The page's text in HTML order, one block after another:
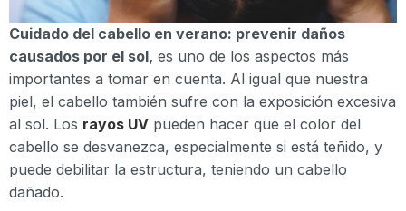
Cuidado del cabello en verano: prevenir daños
causados por el sol, es uno de los aspectos más
importantes a tomar en cuenta. Al igual que nuestra
piel, el cabello también sufre con la exposición excesiva
al sol. Los rayos UV pueden hacer que el color del
cabello se desvanezca, especialmente si está teñido, y
puede debilitar la estructura, teniendo un cabello
dañado.